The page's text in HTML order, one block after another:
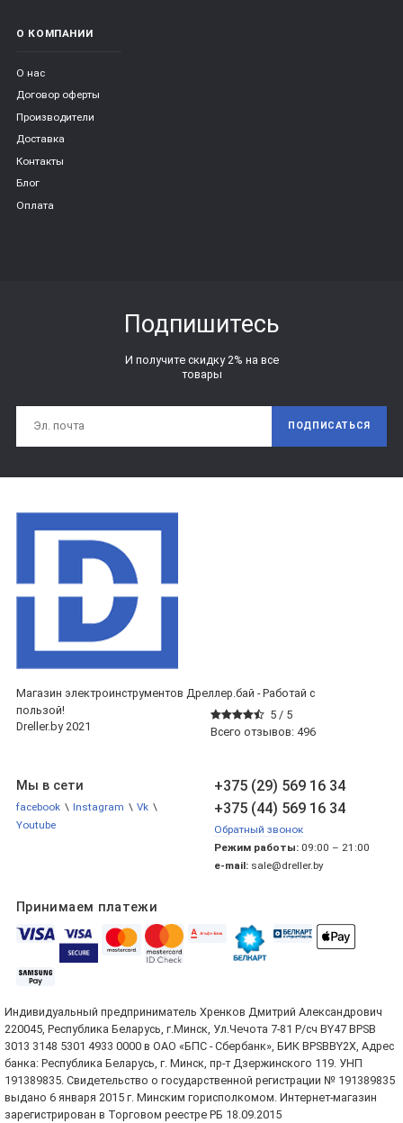
О КОМПАНИИ
О нас
Договор оферты
Производители
Доставка
Контакты
Блог
Оплата
Подпишитесь
И получите скидку 2% на все
товары
ПОДПИСАТЬСЯ
Магазин электроинструментов Дреллер.бай - Работай с
пользой!
5 / 5
Всего отзывов: 496
Dreller.by 2021
+375 (29) 569 16 34
+375 (44) 569 16 34
Обратный звонок
Режим работы: 09:00 – 21:00
e-mail: sale@dreller.by
Мы в сети
facebook \ Instagram \ Vk \
Youtube
Принимаем платежи
Индивидуальный предприниматель Хренков Дмитрий Александрович
220045, Республика Беларусь, г.Минск, Ул.Чечота 7-81 Р/сч BY47 BPSB
3013 3148 5301 4933 0000 в ОАО «БПС - Сбербанк», БИК BPSBBY2X, Адрес
банка: Республика Беларусь, г. Минск, пр-т Дзержинского 119. УНП
191389835. Свидетельство о государственной регистрации № 191389835
выдано 6 января 2015 г. Минским горисполкомом. Интернет-магазин
зарегистрирован в Торговом реестре РБ 18.09.2015